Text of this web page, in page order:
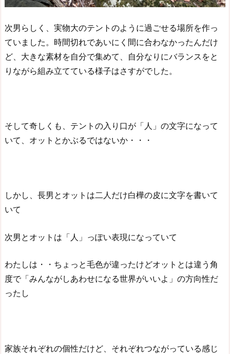
次男らしく、実物大のテントのように過ごせる場所を作っ
ていました。時間切れであいにく間に合わなかったんだけ
ど、大きな素材を自分で集めて、自分なりにバランスをと
りながら組み立てている様子はさすがでした。
そして奇しくも、テントの入り口が「人」の文字になって
いて、オットとかぶるではないか・・・
しかし、長男とオットは二人だけ白樺の皮に文字を書いて
いて
次男とオットは「人」っぽい表現になっていて
わたしは・・ちょっと毛色が違ったけどオットとは違う角
度で「みんながしあわせになる世界がいいよ」の方向性だ
ったし
家族それぞれの個性だけど、それぞれつながっている感じ